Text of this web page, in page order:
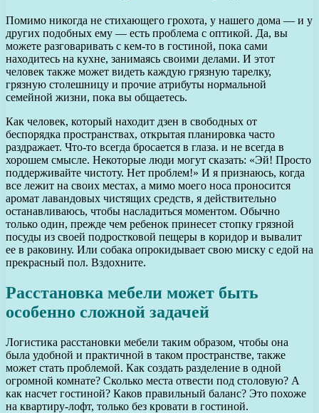
Помимо никогда не стихающего грохота, у нашего дома — и у
других подобных ему — есть проблема с оптикой. Да, вы
можете разговаривать с кем-то в гостиной, пока сами
находитесь на кухне, занимаясь своими делами. И этот
человек также может видеть каждую грязную тарелку,
грязную столешницу и прочие атрибуты нормальной
семейной жизни, пока вы общаетесь.
Как человек, который находит дзен в свободных от
беспорядка пространствах, открытая планировка часто
раздражает. Что-то всегда бросается в глаза. и не всегда в
хорошем смысле. Некоторые люди могут сказать: «Эй! Просто
поддерживайте чистоту. Нет проблем!» И я признаюсь, когда
все лежит на своих местах, а мимо моего носа проносится
аромат лавандовых чистящих средств, я действительно
останавливаюсь, чтобы насладиться моментом. Обычно
только один, прежде чем ребенок принесет стопку грязной
посуды из своей подростковой пещеры в коридор и вывалит
ее в раковину. Или собака опрокидывает свою миску с едой на
прекрасный пол. Вздохните.
Расстановка мебели может быть
особенно сложной задачей
Логистика расстановки мебели таким образом, чтобы она
была удобной и практичной в таком пространстве, также
может стать проблемой. Как создать разделение в одной
огромной комнате? Сколько места отвести под столовую? А
как насчет гостиной? Каков правильный баланс? Это похоже
на квартиру-лофт, только без кровати в гостиной.